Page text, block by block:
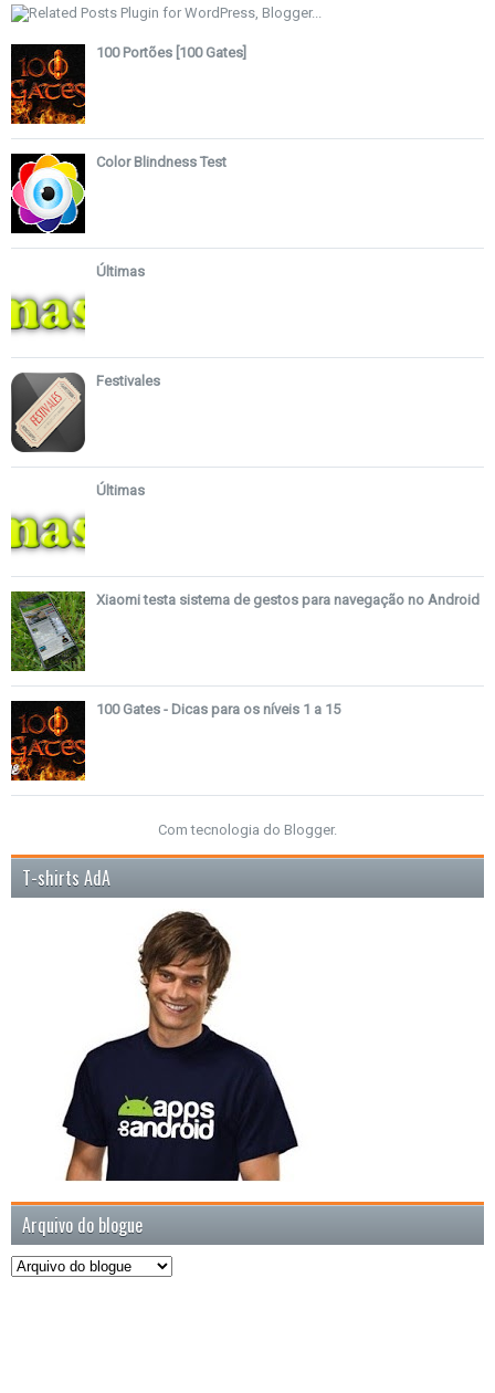
100 Portões [100 Gates]
Color Blindness Test
Últimas
Festivales
Últimas
Xiaomi testa sistema de gestos para navegação no Android
100 Gates - Dicas para os níveis 1 a 15
Com tecnologia do Blogger.
T-shirts AdA
Arquivo do blogue